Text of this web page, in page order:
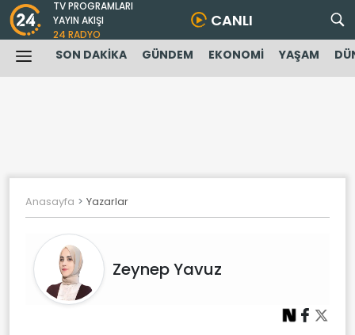
TV PROGRAMLARI
YAYIN AKIŞI
24 RADYO
CANLI
SON DAKİKA GÜNDEM EKONOMİ YAŞAM
Anasayfa Yazarlar
Zeynep Yavuz